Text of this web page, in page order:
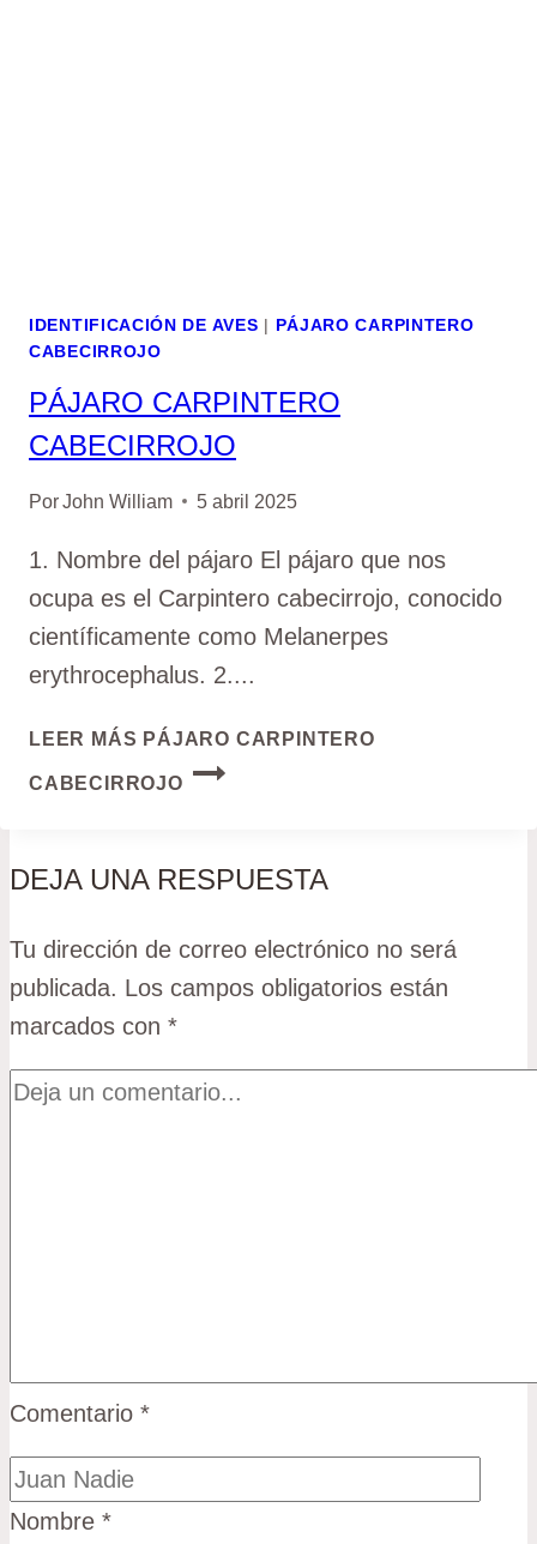
IDENTIFICACIÓN DE AVES | PÁJARO CARPINTERO
CABECIRROJO
PÁJARO CARPINTERO
CABECIRROJO
PorJohn William 5 abril 2025
1. Nombre del pájaro El pájaro que nos
ocupa es el Carpintero cabecirrojo, conocido
científicamente como Melanerpes
erythrocephalus. 2....
LEER MÁS PÁJARO CARPINTERO
CABECIRROJO
DEJA UNA RESPUESTA
Tu dirección de correo electrónico no será
publicada. Los campos obligatorios están
marcados con *
Comentario *
Nombre *